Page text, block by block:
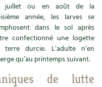
juillet ou en août de la
année, les larves se
dans le sol après
confectionné une logette
terre durcie. L’adulte n’en
qu’au printemps suivant.
de lutte